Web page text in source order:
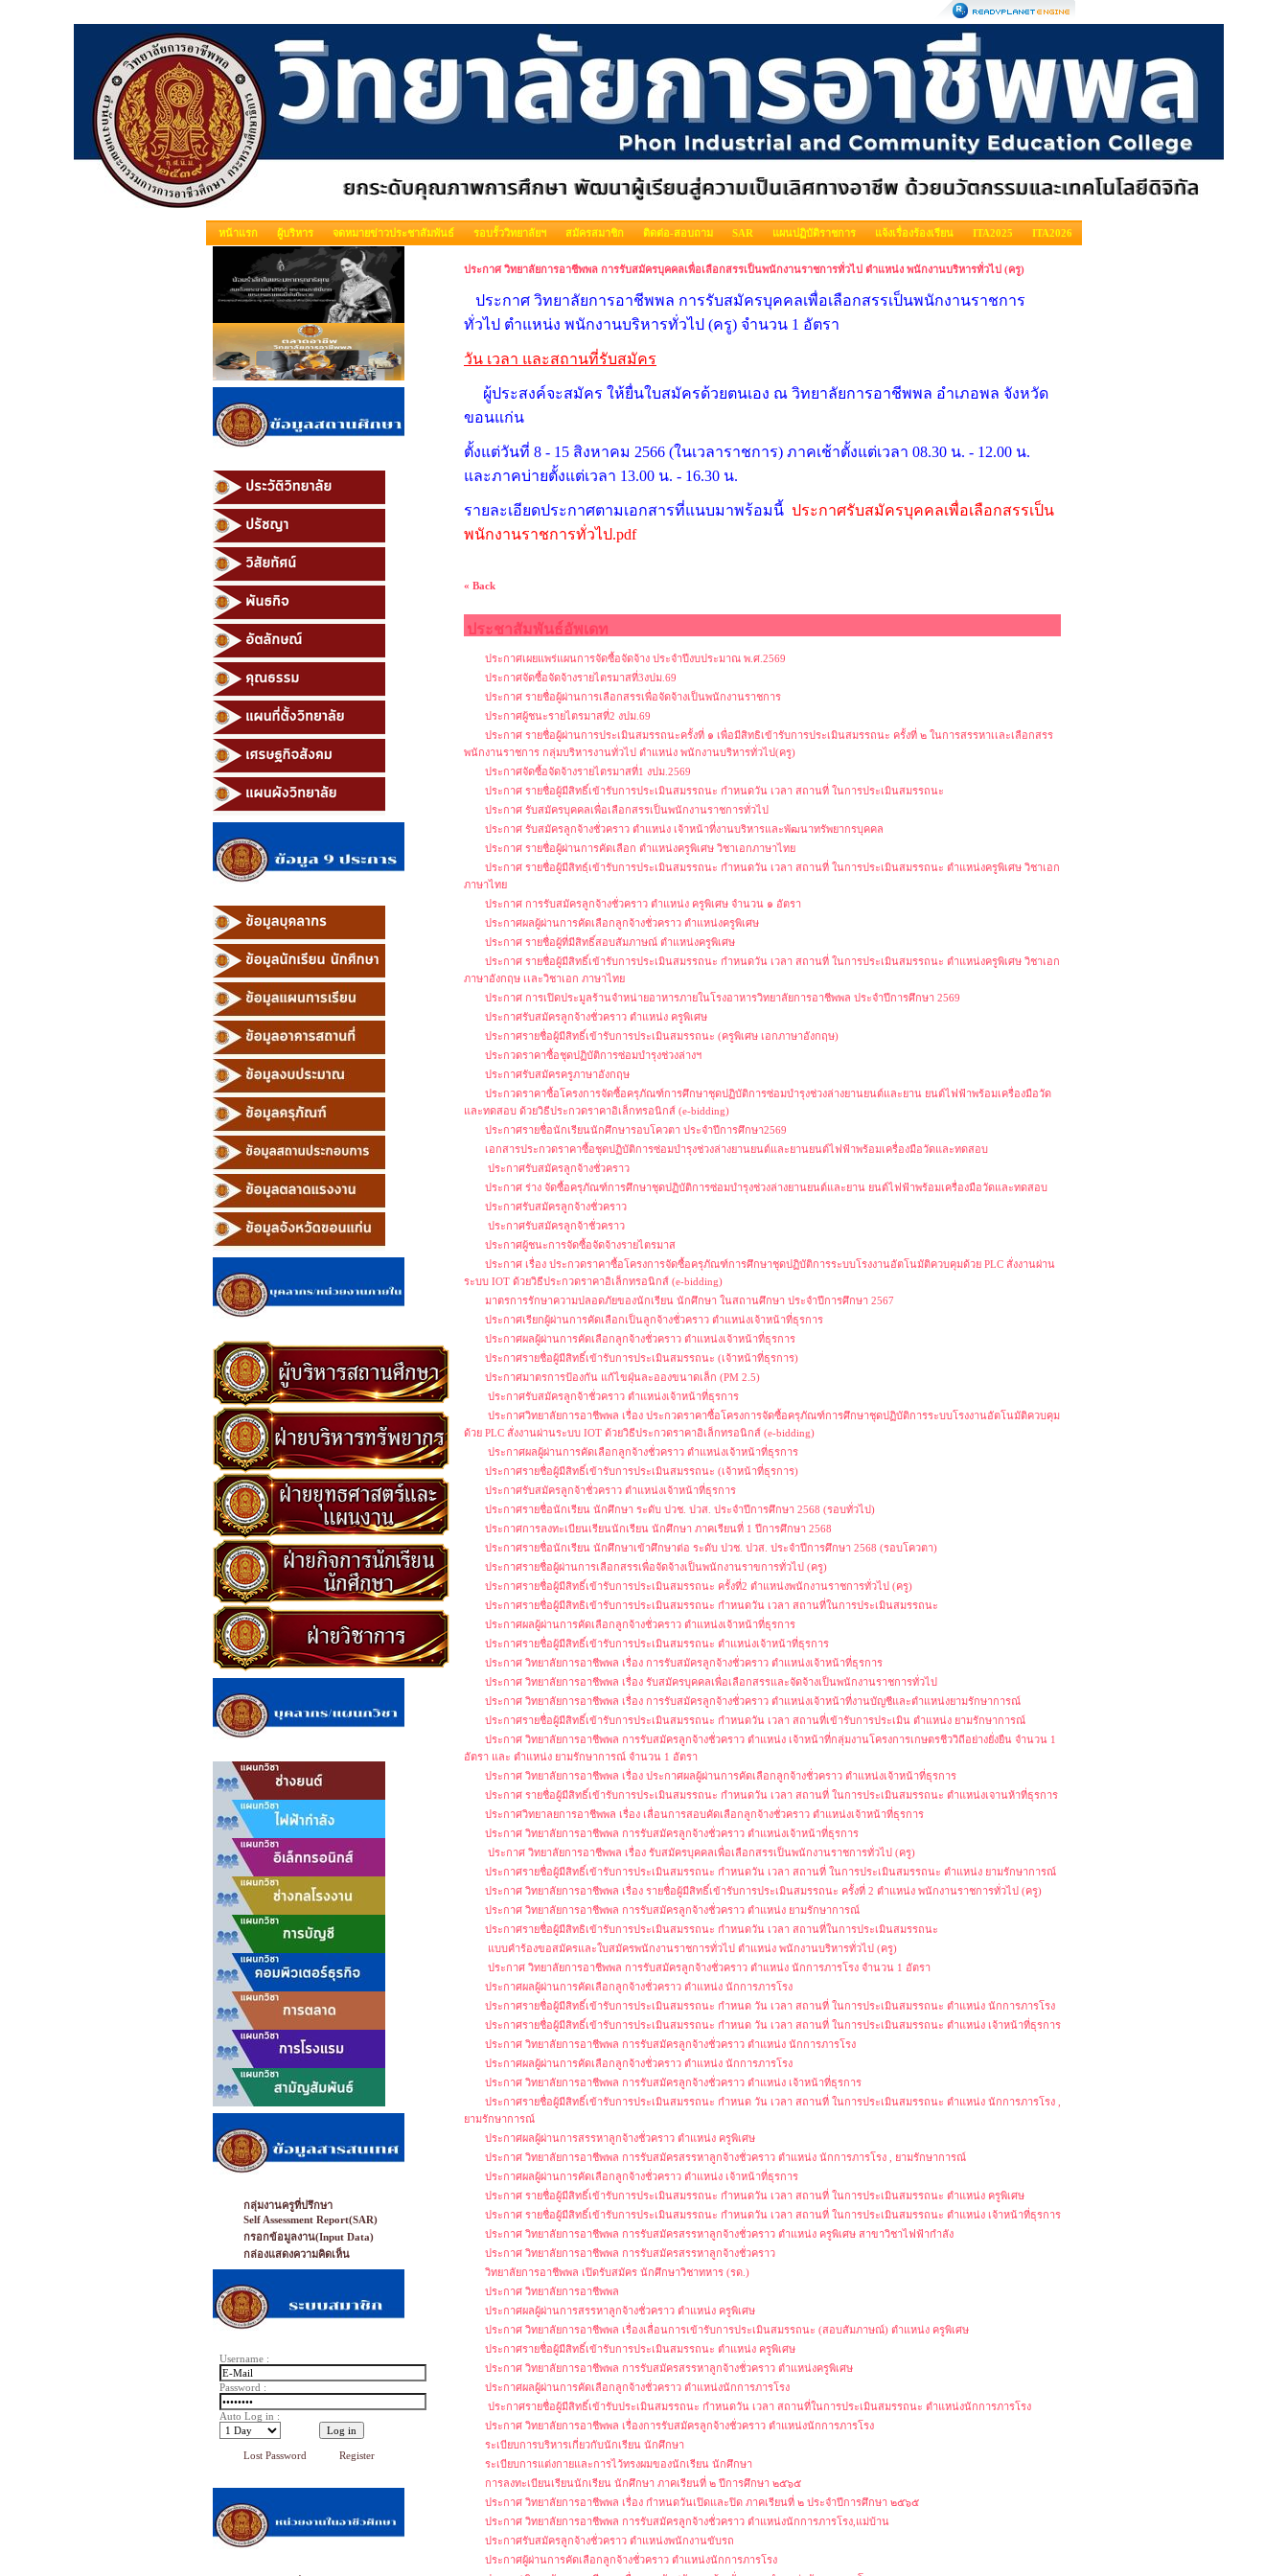
หน้าแรก ผู้บริหาร จดหมายข่าวประชาสัมพันธ์ รอบรั้ววิทยาลัยฯ สมัครสมาชิก ติดต่อ-สอบถาม SAR แผนปฏิบัติราชการ แจ้งเรื่องร้องเรียน ITA2025 ITA2026
กลุ่มงานครูที่ปรึกษา
Self Assessment Report(SAR)
กรอกข้อมูลงาน(Input Data)
กล่องแสดงความคิดเห็น
Username :
Password :
Auto Log in :
Lost Password Register
ประกาศ วิทยาลัยการอาชีพพล การรับสมัครบุคคลเพื่อเลือกสรรเป็นพนักงานราชการทั่วไป ตำแหน่ง พนักงานบริหารทั่วไป (ครู)
ประกาศ วิทยาลัยการอาชีพพล การรับสมัครบุคคลเพื่อเลือกสรรเป็นพนักงานราชการ
ทั่วไป ตำแหน่ง พนักงานบริหารทั่วไป (ครู) จำนวน 1 อัตรา
วัน เวลา และสถานที่รับสมัคร
ผู้ประสงค์จะสมัคร ให้ยื่นใบสมัครด้วยตนเอง ณ วิทยาลัยการอาชีพพล อำเภอพล จังหวัด
ขอนแก่น
ตั้งแต่วันที่ 8 - 15 สิงหาคม 2566 (ในเวลาราชการ) ภาคเช้าตั้งแต่เวลา 08.30 น. - 12.00 น.
และภาคบ่ายตั้งแต่เวลา 13.00 น. - 16.30 น.
รายละเอียดประกาศตามเอกสารที่แนบมาพร้อมนี้ ประกาศรับสมัครบุคคลเพื่อเลือกสรรเป็น
พนักงานราชการทั่วไป.pdf
« Back
ประชาสัมพันธ์อัพเดท
ประกาศเผยแพร่แผนการจัดซื้อจัดจ้าง ประจำปีงบประมาณ พ.ศ.2569
ประกาศจัดซื้อจัดจ้างรายไตรมาสที่3งปม.69
ประกาศ รายชื่อผู้ผ่านการเลือกสรรเพื่อจัดจ้างเป็นพนักงานราชการ
ประกาศผู้ชนะรายไตรมาสที่2 งปม.69
ประกาศ รายชื่อผู้ผ่านการประเมินสมรรถนะครั้งที่ ๑ เพื่อมีสิทธิเข้ารับการประเมินสมรรถนะ ครั้งที่ ๒ ในการสรรหาเเละเลือกสรร
พนักงานราชการ กลุ่มบริหารงานทั่วไป ตำแหน่ง พนักงานบริหารทั่วไป(ครู)
ประกาศจัดซื้อจัดจ้างรายไตรมาสที่1 งปม.2569
ประกาศ รายชื่อผู้มีสิทธิ์เข้ารับการประเมินสมรรถนะ กำหนดวัน เวลา สถานที่ ในการประเมินสมรรถนะ
ประกาศ รับสมัครบุคคลเพื่อเลือกสรรเป็นพนักงานราชการทั่วไป
ประกาศ รับสมัครลูกจ้างชั่วคราว ตำแหน่ง เจ้าหน้าที่งานบริหารและพัฒนาทรัพยากรบุคคล
ประกาศ รายชื่อผู้ผ่านการคัดเลือก ตำแหน่งครูพิเศษ วิชาเอกภาษาไทย
ประกาศ รายชื่อผู้มีสิทธฺ์เข้ารับการประเมินสมรรถนะ กำหนดวัน เวลา สถานที่ ในการประเมินสมรรถนะ ตำแหน่งครูพิเศษ วิชาเอก
ภาษาไทย
ประกาศ การรับสมัครลูกจ้างชั่วคราว ตำแหน่ง ครูพิเศษ จำนวน ๑ อัตรา
ประกาศผลผู้ผ่านการคัดเลือกลูกจ้างชั่วคราว ตำแหน่งครูพิเศษ
ประกาศ รายชื่อผู้ที่มีสิทธิ์สอบสัมภาษณ์ ตำแหน่งครูพิเศษ
ประกาศ รายชื่อผู้มีสิทธิ์เข้ารับการประเมินสมรรถนะ กำหนดวัน เวลา สถานที่ ในการประเมินสมรรถนะ ตำแหน่งครูพิเศษ วิชาเอก
ภาษาอังกฤษ เเละวิชาเอก ภาษาไทย
ประกาศ การเปิดประมูลร้านจำหน่ายอาหารภายในโรงอาหารวิทยาลัยการอาชีพพล ประจำปีการศึกษา 2569
ประกาศรับสมัครลูกจ้างชั่วคราว ตำแหน่ง ครูพิเศษ
ประกาศรายชื่อผู้มีสิทธิ์เข้ารับการประเมินสมรรถนะ (ครูพิเศษ เอกภาษาอังกฤษ)
ประกวดราคาซื้อชุดปฏิบัติการซ่อมบำรุงช่วงล่างฯ
ประกาศรับสมัครครูภาษาอังกฤษ
ประกวดราคาซื้อโครงการจัดซื้อครุภัณฑ์การศึกษาชุดปฏิบัติการซ่อมบำรุงช่วงล่างยานยนต์และยาน ยนต์ไฟฟ้าพร้อมเครื่องมือวัด
และทดสอบ ด้วยวิธีประกวดราคาอิเล็กทรอนิกส์ (e-bidding)
ประกาศรายชื่อนักเรียนนักศึกษารอบโควตา ประจำปีการศึกษา2569
เอกสารประกวดราคาซื้อชุดปฏิบัติการซ่อมบำรุงช่วงล่างยานยนต์และยานยนต์ไฟฟ้าพร้อมเครื่องมือวัดและทดสอบ
ประกาศรับสมัครลูกจ้างชั่วคราว
ประกาศ ร่าง จัดซื้อครุภัณฑ์การศึกษาชุดปฏิบัติการซ่อมบำรุงช่วงล่างยานยนต์และยาน ยนต์ไฟฟ้าพร้อมเครื่องมือวัดและทดสอบ
ประกาศรับสมัครลูกจ้างชั่วคราว
ประกาศรับสมัครลูกจ้าชั่วคราว
ประกาศผู้ชนะการจัดซื้อจัดจ้างรายไตรมาส
ประกาศ เรื่อง ประกวดราคาซื้อโครงการจัดซื้อครุภัณฑ์การศึกษาชุดปฏิบัติการระบบโรงงานอัตโนมัติควบคุมด้วย PLC สั่งงานผ่าน
ระบบ IOT ด้วยวิธีประกวดราคาอิเล็กทรอนิกส์ (e-bidding)
มาตรการรักษาความปลอดภัยของนักเรียน นักศึกษา ในสถานศึกษา ประจำปีการศึกษา 2567
ประกาศเรียกผู้ผ่านการคัดเลือกเป็นลูกจ้างชั่วคราว ตำแหน่งเจ้าหน้าที่ธุรการ
ประกาศผลผู้ผ่านการคัดเลือกลูกจ้างชั่วคราว ตำแหน่งเจ้าหน้าที่ธุรการ
ประกาศรายชื่อผู้มีสิทธิ์เข้ารับการประเมินสมรรถนะ (เจ้าหน้าที่ธุรการ)
ประกาศมาตรการป้องกัน แก้ไขฝุ่นละอองขนาดเล็ก (PM 2.5)
ประกาศรับสมัครลูกจ้าชั่วคราว ตำแหน่งเจ้าหน้าที่ธุรการ
ประกาศวิทยาลัยการอาชีพพล เรื่อง ประกวดราคาซื้อโครงการจัดซื้อครุภัณฑ์การศึกษาชุดปฏิบัติการระบบโรงงานอัตโนมัติควบคุม
ด้วย PLC สั่งงานผ่านระบบ IOT ด้วยวิธีประกวดราคาอิเล็กทรอนิกส์ (e-bidding)
ประกาศผลผู้ผ่านการคัดเลือกลูกจ้างชั่วคราว ตำแหน่งเจ้าหน้าที่ธุรการ
ประกาศรายชื่อผู้มีสิทธิ์เข้ารับการประเมินสมรรถนะ (เจ้าหน้าที่ธุรการ)
ประกาศรับสมัครลูกจ้าชั่วคราว ตำแหน่งเจ้าหน้าที่ธุรการ
ประกาศรายชื่อนักเรียน นักศึกษา ระดับ ปวช. ปวส. ประจำปีการศึกษา 2568 (รอบทั่วไป)
ประกาศการลงทะเบียนเรียนนักเรียน นักศึกษา ภาคเรียนที่ 1 ปีการศึกษา 2568
ประกาศรายชื่อนักเรียน นักศึกษาเข้าศึกษาต่อ ระดับ ปวช. ปวส. ประจำปีการศึกษา 2568 (รอบโควตา)
ประกาศรายชื่อผู้ผ่านการเลือกสรรเพื่อจัดจ้างเป็นพนักงานราขการทั่วไป (ครู)
ประกาศรายชื่อผู้มีสิทธิ์เข้ารับการประเมินสมรรถนะ ครั้งที่2 ตำแหน่งพนักงานราชการทั่วไป (ครู)
ประกาศรายชื่อผู้มีสิทธิเข้ารับการประเมินสมรรถนะ กำหนดวัน เวลา สถานที่ในการประเมินสมรรถนะ
ประกาศผลผู้ผ่านการคัดเลือกลูกจ้างชั่วคราว ตำแหน่งเจ้าหน้าที่ธุรการ
ประกาศรายชื่อผู้มีสิทธิ์เข้ารับการประเมินสมรรถนะ ตำแหน่งเจ้าหน้าที่ธุรการ
ประกาศ วิทยาลัยการอาชีพพล เรื่อง การรับสมัครลูกจ้างชั่วคราว ตำแหน่งเจ้าหน้าที่ธุรการ
ประกาศ วิทยาลัยการอาชีพพล เรื่อง รับสมัครบุคคลเพื่อเลือกสรรและจัดจ้างเป็นพนักงานราชการทั่วไป
ประกาศ วิทยาลัยการอาชีพพล เรื่อง การรับสมัครลูกจ้างชั่วคราว ตำแหน่งเจ้าหน้าที่งานบัญชีและตำแหน่งยามรักษาการณ์
ประกาศรายชื่อผู้มีสิทธิ์เข้ารับการประเมินสมรรถนะ กำหนดวัน เวลา สถานที่เข้ารับการประเมิน ตำแหน่ง ยามรักษาการณ์
ประกาศ วิทยาลัยการอาชีพพล การรับสมัครลูกจ้างชั่วคราว ตำแหน่ง เจ้าหน้าที่กลุ่มงานโครงการเกษตรชีววิถีอย่างยั่งยืน จำนวน 1
อัตรา และ ตำแหน่ง ยามรักษาการณ์ จำนวน 1 อัตรา
ประกาศ วิทยาลัยการอาชีพพล เรื่อง ประกาศผลผู้ผ่านการคัดเลือกลูกจ้างชั่วคราว ตำแหน่งเจ้าหน้าที่ธุรการ
ประกาศ รายชื่อผู้มีสิทธิ์เข้ารับการประเมินสมรรถนะ กำหนดวัน เวลา สถานที่ ในการประเมินสมรรถนะ ตำแหน่งเจานห้าที่ธุรการ
ประกาศวิทยาลยการอาชีพพล เรื่อง เลื่อนการสอบคัดเลือกลูกจ้างชั่วคราว ตำแหน่งเจ้าหน้าที่ธุรการ
ประกาศ วิทยาลัยการอาชีพพล การรับสมัครลูกจ้างชั่วคราว ตำแหน่งเจ้าหน้าที่ธุรการ
ประกาศ วิทยาลัยการอาชีพพล เรื่อง รับสมัครบุคคลเพื่อเลือกสรรเป็นพนักงานราชการทั่วไป (ครู)
ประกาศรายชื่อผู้มีสิทธิ์เข้ารับการประเมินสมรรถนะ กำหนดวัน เวลา สถานที่ ในการประเมินสมรรถนะ ตำแหน่ง ยามรักษาการณ์
ประกาศ วิทยาลัยการอาชีพพล เรื่อง รายชื่อผู้มีสิทธิ์เข้ารับการประเมินสมรรถนะ ครั้งที่ 2 ตำแหน่ง พนักงานราชการทั่วไป (ครู)
ประกาศ วิทยาลัยการอาชีพพล การรับสมัครลูกจ้างชั่วคราว ตำแหน่ง ยามรักษาการณ์
ประกาศรายชื่อผู้มีสิทธิเข้ารับการประเมินสมรรถนะ กำหนดวัน เวลา สถานที่ในการประเมินสมรรถนะ
แบบคำร้องขอสมัครและใบสมัครพนักงานราชการทั่วไป ตำแหน่ง พนักงานบริหารทั่วไป (ครู)
ประกาศ วิทยาลัยการอาชีพพล การรับสมัครลูกจ้างชั่วคราว ตำแหน่ง นักการภารโรง จำนวน 1 อัตรา
ประกาศผลผู้ผ่านการคัดเลือกลูกจ้างชั่วคราว ตำแหน่ง นักการภารโรง
ประกาศรายชื่อผู้มีสิทธิ์เข้ารับการประเมินสมรรถนะ กำหนด วัน เวลา สถานที่ ในการประเมินสมรรถนะ ตำแหน่ง นักการภารโรง
ประกาศรายชื่อผู้มีสิทธิ์เข้ารับการประเมินสมรรถนะ กำหนด วัน เวลา สถานที่ ในการประเมินสมรรถนะ ตำแหน่ง เจ้าหน้าที่ธุรการ
ประกาศ วิทยาลัยการอาชีพพล การรับสมัครลูกจ้างชั่วคราว ตำแหน่ง นักการภารโรง
ประกาศผลผู้ผ่านการคัดเลือกลูกจ้างชั่วคราว ตำแหน่ง นักการภารโรง
ประกาศ วิทยาลัยการอาชีพพล การรับสมัครลูกจ้างชั่วคราว ตำแหน่ง เจ้าหน้าที่ธุรการ
ประกาศรายชื่อผู้มีสิทธิ์เข้ารับการประเมินสมรรถนะ กำหนด วัน เวลา สถานที่ ในการประเมินสมรรถนะ ตำแหน่ง นักการภารโรง ,
ยามรักษาการณ์
ประกาศผลผู้ผ่านการสรรหาลูกจ้างชั่วคราว ตำแหน่ง ครูพิเศษ
ประกาศ วิทยาลัยการอาชีพพล การรับสมัครสรรหาลูกจ้างชั่วคราว ตำแหน่ง นักการภารโรง , ยามรักษาการณ์
ประกาศผลผู้ผ่านการคัดเลือกลูกจ้างชั่วคราว ตำแหน่ง เจ้าหน้าที่ธุรการ
ประกาศ รายชื่อผู้มีสิทธิ์เข้ารับการประเมินสมรรถนะ กำหนดวัน เวลา สถานที่ ในการประเมินสมรรถนะ ตำแหน่ง ครูพิเศษ
ประกาศ รายชื่อผู้มีสิทธิ์เข้ารับการประเมินสมรรถนะ กำหนดวัน เวลา สถานที่ ในการประเมินสมรรถนะ ตำแหน่ง เจ้าหน้าที่ธุรการ
ประกาศ วิทยาลัยการอาชีพพล การรับสมัครสรรหาลูกจ้างชั่วคราว ตำแหน่ง ครูพิเศษ สาขาวิชาไฟฟ้ากำลัง
ประกาศ วิทยาลัยการอาชีพพล การรับสมัครสรรหาลูกจ้างชั่วคราว
วิทยาลัยการอาชีพพล เปิดรับสมัคร นักศึกษาวิชาทหาร (รด.)
ประกาศ วิทยาลัยการอาชีพพล
ประกาศผลผู้ผ่านการสรรหาลูกจ้างชั่วคราว ตำแหน่ง ครูพิเศษ
ประกาศ วิทยาลัยการอาชีพพล เรื่องเลื่อนการเข้ารับการประเมินสมรรถนะ (สอบสัมภาษณ์) ตำแหน่ง ครูพิเศษ
ประกาศรายชื่อผู้มีสิทธิ์เข้ารับการประเมินสมรรถนะ ตำแหน่ง ครูพิเศษ
ประกาศ วิทยาลัยการอาชีพพล การรับสมัครสรรหาลูกจ้างชั่วคราว ตำแหน่งครูพิเศษ
ประกาศผลผู้ผ่านการคัดเลือกลูกจ้างชั่วคราว ตำแหน่งนักการภารโรง
ประกาศรายชื่อผู้มีสิทธิ์เข้ารับประเมินสมรรถนะ กำหนดวัน เวลา สถานที่ในการประเมินสมรรถนะ ตำแหน่งนักการภารโรง
ประกาศ วิทยาลัยการอาชีพพล เรื่องการรับสมัครลูกจ้างชั่วคราว ตำแหน่งนักการภารโรง
ระเบียบการบริหารเกี่ยวกับนักเรียน นักศึกษา
ระเบียบการแต่งกายและการไว้ทรงผมของนักเรียน นักศึกษา
การลงทะเบียนเรียนนักเรียน นักศึกษา ภาคเรียนที่ ๒ ปีการศึกษา ๒๕๖๕
ประกาศ วิทยาลัยการอาชีพพล เรื่อง กำหนดวันเปิดและปิด ภาคเรียนที่ ๒ ประจำปีการศึกษา ๒๕๖๕
ประกาศ วิทยาลัยการอาชีพพล การรับสมัครลูกจ้างชั่วคราว ตำแหน่งนักการภารโรง,แม่บ้าน
ประกาศรับสมัครลูกจ้างชั่วคราว ตำแหน่งพนักงานขับรถ
ประกาศผู้ผ่านการคัดเลือกลูกจ้างชั่วคราว ตำแหน่งนักการภารโรง